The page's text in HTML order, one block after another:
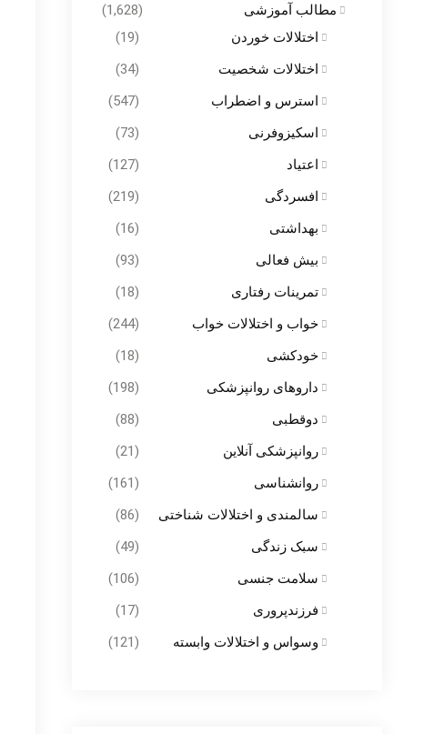
مطالب آموزشی
(1,628)
اختلالات خوردن
(19)
اختلالات شخصیت
(34)
استرس و اضطراب
(547)
اسکیزوفرنی
(73)
اعتیاد
(127)
افسردگی
(219)
بهداشتی
(16)
بیش فعالی
(93)
تمرینات رفتاری
(18)
خواب و اختلالات خواب
(244)
خودکشی
(18)
داروهای روانپزشکی
(198)
دوقطبی
(88)
روانپزشکی آنلاین
(21)
روانشناسی
(161)
سالمندی و اختلالات شناختی
(86)
سبک زندگی
(49)
سلامت جنسی
(106)
فرزندپروری
(17)
وسواس و اختلالات وابسته
(121)